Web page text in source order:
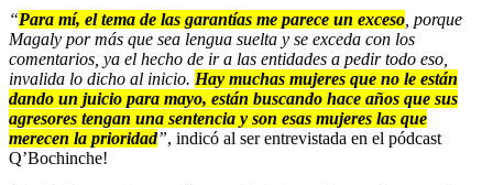
“Para mí, el tema de las garantías me parece un exceso , porque
Magaly por más que sea lengua suelta y se exceda con los
comentarios, ya el hecho de ir a las entidades a pedir todo eso,
invalida lo dicho al inicio. Hay muchas mujeres que no le están
dando un juicio para mayo, están buscando hace años que sus
agresores tengan una sentencia y son esas mujeres las que
merecen la prioridad”, indicó al ser entrevistada en el pódcast
Q’Bochinche!